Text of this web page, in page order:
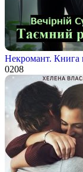
Некромант. Книга
0208